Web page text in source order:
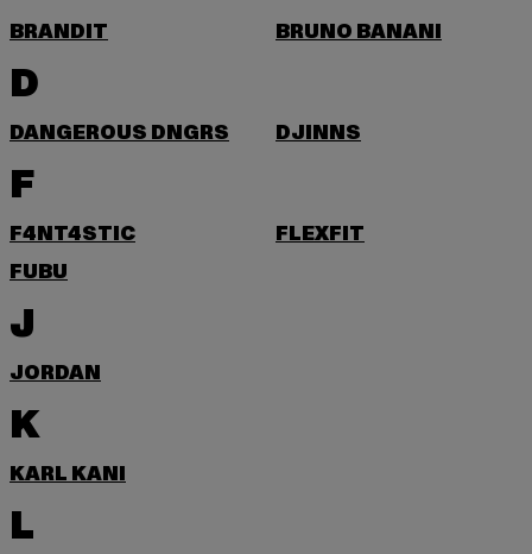
BRANDIT BRUNO BANANI
D
DANGEROUS DNGRS DJINNS
F
F4NT4STIC
FLEXFIT
FUBU
J
JORDAN
K
KARL KANI
L